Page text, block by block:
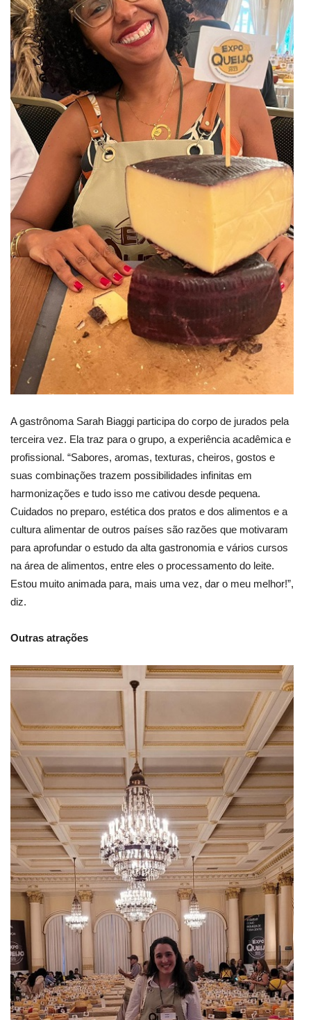
A gastrônoma Sarah Biaggi participa do corpo de jurados pela
terceira vez. Ela traz para o grupo, a experiência acadêmica e
profissional. “Sabores, aromas, texturas, cheiros, gostos e
suas combinações trazem possibilidades infinitas em
harmonizações e tudo isso me cativou desde pequena.
Cuidados no preparo, estética dos pratos e dos alimentos e a
cultura alimentar de outros países são razões que motivaram
para aprofundar o estudo da alta gastronomia e vários cursos
na área de alimentos, entre eles o processamento do leite.
Estou muito animada para, mais uma vez, dar o meu melhor!”,
diz.
Outras atrações